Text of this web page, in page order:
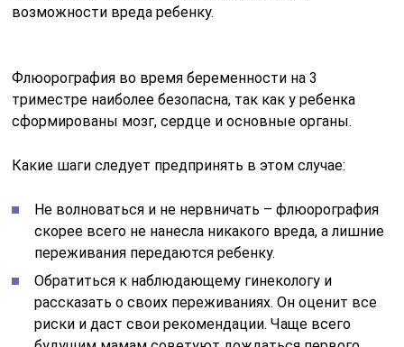
возможности вреда ребенку.
Флюорография во время беременности на 3
триместре наиболее безопасна, так как у ребенка
сформированы мозг, сердце и основные органы.
Какие шаги следует предпринять в этом случае:
Не волноваться и не нервничать – флюорография
скорее всего не нанесла никакого вреда, а лишние
переживания передаются ребенку.
Обратиться к наблюдающему гинекологу и
рассказать о своих переживаниях. Он оценит все
риски и даст свои рекомендации. Чаще всего